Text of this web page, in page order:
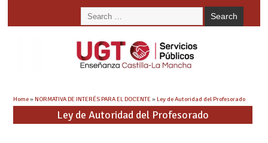
Home»NORMATIVA DE INTERÉS PARA EL DOCENTE»Ley de Autoridad del Profesorado
Ley de Autoridad del Profesorado